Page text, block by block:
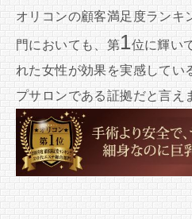
オリコンの顧客満足度ランキ
門においても、第1位に輝い
れた女性が効果を実感してい
プサロンである証拠だと言え